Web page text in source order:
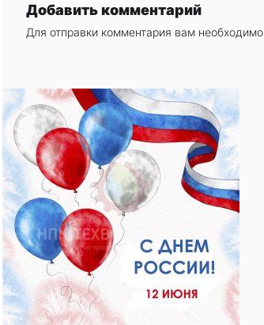
Добавить комментарий
Для отправки комментария вам необходимо